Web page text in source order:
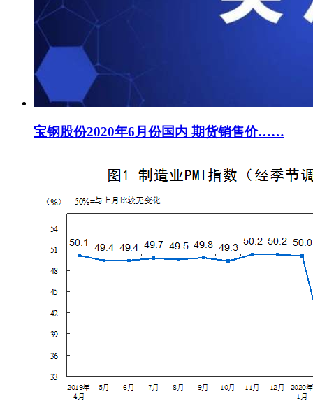
宝钢股份2020年6月份国内 期货销售价……